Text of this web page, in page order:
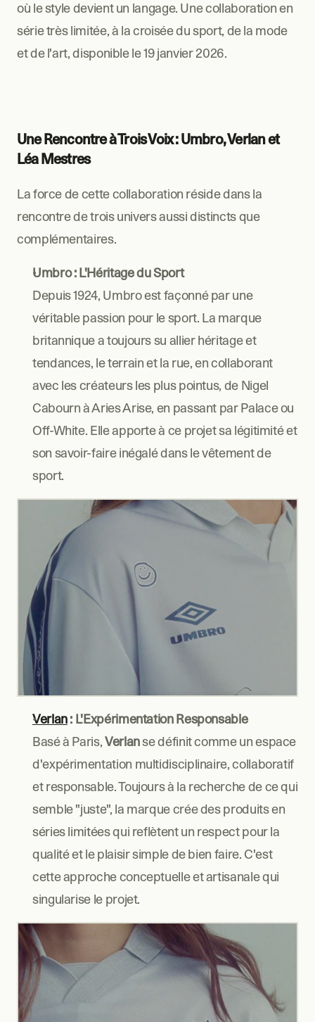
où le style devient un langage. Une collaboration en
série très limitée, à la croisée du sport, de la mode
et de l'art, disponible le 19 janvier 2026.
Une Rencontre à Trois Voix : Umbro, Verlan et
Léa Mestres
La force de cette collaboration réside dans la
rencontre de trois univers aussi distincts que
complémentaires.
Umbro : L'Héritage du Sport
Depuis 1924, Umbro est façonné par une
véritable passion pour le sport. La marque
britannique a toujours su allier héritage et
tendances, le terrain et la rue, en collaborant
avec les créateurs les plus pointus, de Nigel
Cabourn à Aries Arise, en passant par Palace ou
Off-White. Elle apporte à ce projet sa légitimité et
son savoir-faire inégalé dans le vêtement de
sport.
Verlan : L'Expérimentation Responsable
Basé à Paris, Verlan se définit comme un espace
d'expérimentation multidisciplinaire, collaboratif
et responsable. Toujours à la recherche de ce qui
semble "juste", la marque crée des produits en
séries limitées qui reflètent un respect pour la
qualité et le plaisir simple de bien faire. C'est
cette approche conceptuelle et artisanale qui
singularise le projet.